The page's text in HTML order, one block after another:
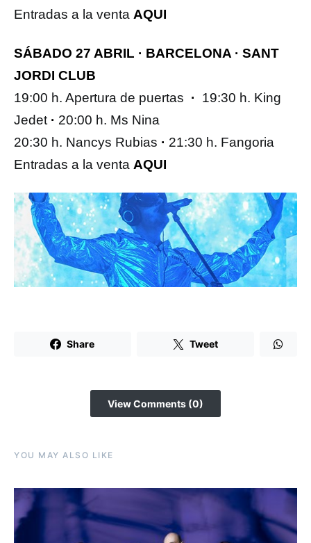
Entradas a la venta AQUI
SÁBADO 27 ABRIL · BARCELONA · SANT
JORDI CLUB
19:00 h. Apertura de puertas ·
19:30 h. King
Jedet · 20:00 h. Ms Nina
20:30 h. Nancys Rubias · 21:30 h. Fangoria
Entradas a la venta AQUI
Share Tweet
View Comments (0)
YOU MAY ALSO LIKE